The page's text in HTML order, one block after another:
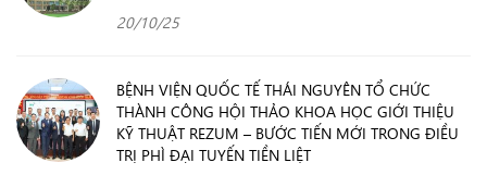
20/10/25
BỆNH VIỆN QUỐC TẾ THÁI NGUYÊN TỔ CHỨC
THÀNH CÔNG HỘI THẢO KHOA HỌC GIỚI THIỆU
KỸ THUẬT REZUM – BƯỚC TIẾN MỚI TRONG ĐIỀU
TRỊ PHÌ ĐẠI TUYẾN TIỀN LIỆT